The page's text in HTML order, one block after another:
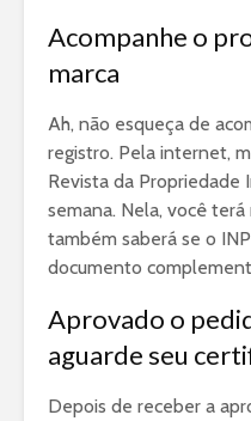
Acompanhe o
marca
Ah, não esqueça de
registro. Pela internet,
Revista da Propriedade
semana. Nela, você
também saberá se o
documento
Aprovado o
aguarde seu
Depois de receber a